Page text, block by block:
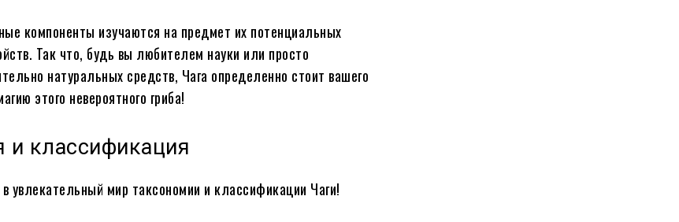
компоненты изучаются на предмет их потенциальных
Так что, будь вы любителем науки или просто
натуральных средств, Чага определенно стоит вашего
этого невероятного гриба!
и классификация
увлекательный мир таксономии и классификации Чаги!